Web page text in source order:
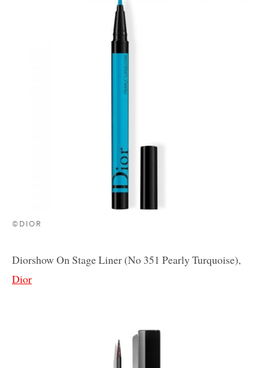
©DIOR
Diorshow On Stage Liner (No 351 Pearly Turquoise),
Dior